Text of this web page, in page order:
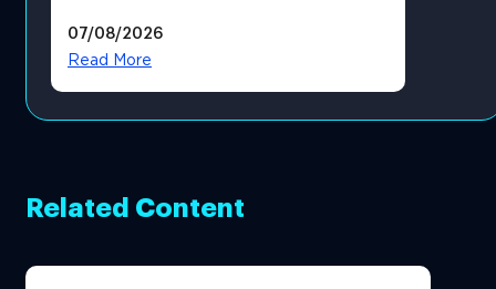
โดยตรง
07/08/2026
Read More
Related Content